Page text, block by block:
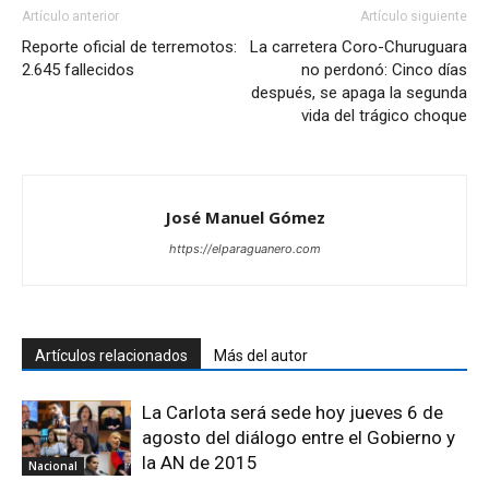
Artículo anterior
Reporte oficial de terremotos:
2.645 fallecidos
Artículo siguiente
La carretera Coro-Churuguara
no perdonó: Cinco días
después, se apaga la segunda
vida del trágico choque
José Manuel Gómez
https://elparaguanero.com
Artículos relacionados Más del autor
Nacional
La Carlota será sede hoy jueves 6 de
agosto del diálogo entre el Gobierno y
la AN de 2015